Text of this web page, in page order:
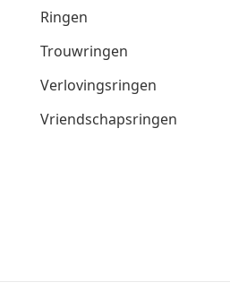
Ringen
Trouwringen
Verlovingsringen
Vriendschapsringen